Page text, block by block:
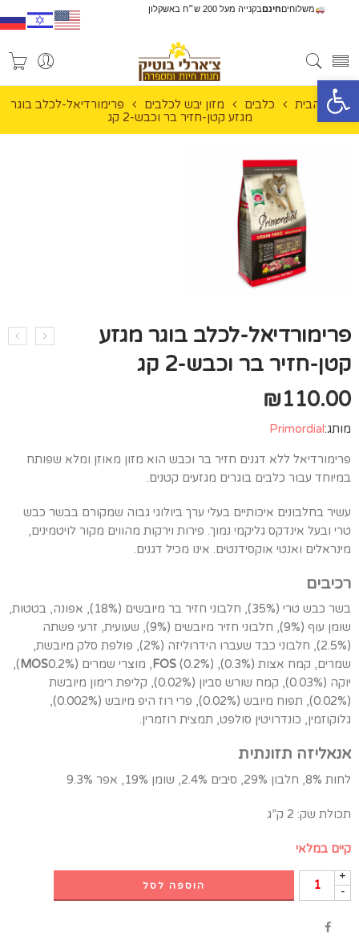
פתח סרגל נגישות
משלוחיםחינםבקנייה מעל 200 ש״ח באשקלון
עמוד הבית כלבים מזון יבש לכלבים
פרימורדיאל-לכלב בוגר
מגזע קטן-חזיר בר וכבש-2 קג
פרימורדיאל-לכלב בוגר מגזע
קטן-חזיר בר וכבש-2 קג
₪110.00
מותג: Primordial
פרימורדיאל ללא דגנים חזיר בר וכבש הוא מזון מאוזן ומלא שפותח
במיוחד עבור כלבים בוגרים מגזעים קטנים.
עשיר בחלבונים איכותיים בעלי ערך ביולוגי גבוה שמקורם בבשר כבש
טרי ובעל אינדקס גליקמי נמוך. פירות וירקות מהווים מקור לויטמינים,
מינראלים ואנטי אוקסידנטים. אינו מכיל דגנים.
רכיבים
בשר כבש טרי (35%), חלבוני חזיר בר מיובשים (18%), אפונה, בטטות,
שומן עוף (9%), חלבוני חזיר מיובשים (9%), שעועית, זרעי פשתה
(2.5%), חלבוני כבד שעברו הידרוליזה (2%), פולפת סלק מיובשת,
שמרים, קמח אצות (0.3%),
FOS (0.2%), מוצרי שמרים ( MOS
0.2%),
יוקה (0.03%), קמח שורש סביון (0.02%), קליפת רימון מיובשת
(0.02%), תפוח מיובש (0.02%), פרי רוז היפ מיובש (0.002%),
גלוקוזמין, כונדרויטין סולפט, תמצית רוזמרין.
אנאליזה תזונתית
לחות 8%, חלבון 29%, סיבים 2.4%, שומן 19%, אפר 9.3%
תכולת שק: 2 ק”ג
קיים במלאי
+
-
הוספה לסל